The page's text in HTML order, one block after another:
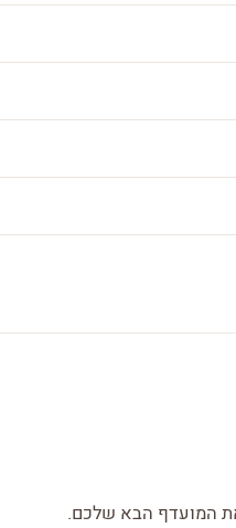
המועדף הבא שלכם.